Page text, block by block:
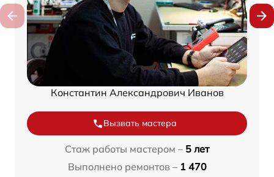
Константин Александрович Иванов
Вызвать мастера
Стаж работы мастером – 5 лет
Выполнено ремонтов – 1 470